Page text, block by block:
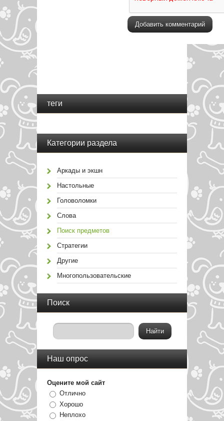
теги
Категории раздела
Аркады и экшн
Настольные
Головоломки
Слова
Поиск предметов
Стратегии
Другие
Многопользовательские
Поиск
Наш опрос
Оцените мой сайт
Отлично
Хорошо
Неплохо